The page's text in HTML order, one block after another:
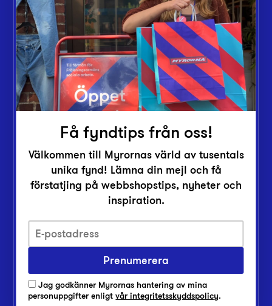
Webbshop
Butiker
Lämna in
Vårt överskott
Inlämningsplatser
Om Myrorna
Lediga jobb
Pressrum
Kontakt
Integritetsskyddspolicy
Få fyndtips från oss!
Välkommen till Myrornas värld av tusentals
unika fynd! Lämna din mejl och få
förstatjing på webbshopstips, nyheter och
inspiration.
Prenumerera
Jag godkänner Myrornas hantering av mina
personuppgifter enligtvår integritetsskyddspolicy.